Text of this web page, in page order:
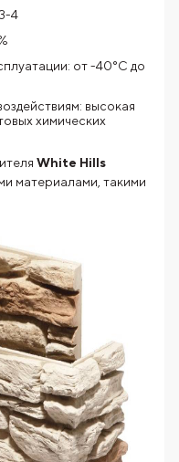
4
от -40°C до
высокая
химических
White Hills
материалами, такими